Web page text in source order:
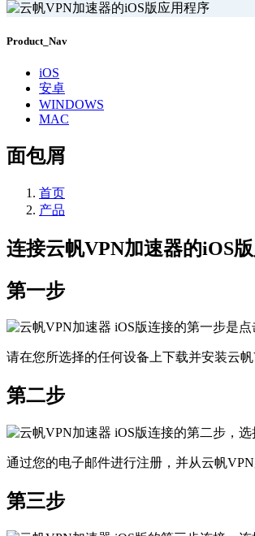
Product_Nav
iOS
安卓
WINDOWS
MAC
面包屑
首页
产品
连接云帆VPN加速器的iOS
第一步
请在您所选择的任何设备上下载并安装云帆
第二步
通过您的电子邮件进行注册，并从云帆
第三步